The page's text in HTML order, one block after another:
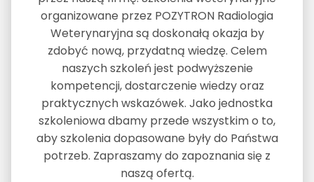
organizowane przez POZYTRON Radiologia
Weterynaryjna są doskonałą okazja by
zdobyć nową, przydatną wiedzę. Celem
naszych szkoleń jest podwyższenie
kompetencji, dostarczenie wiedzy oraz
praktycznych wskazówek. Jako jednostka
szkoleniowa dbamy przede wszystkim o to,
aby szkolenia dopasowane były do Państwa
potrzeb. Zapraszamy do zapoznania się z
naszą ofertą.